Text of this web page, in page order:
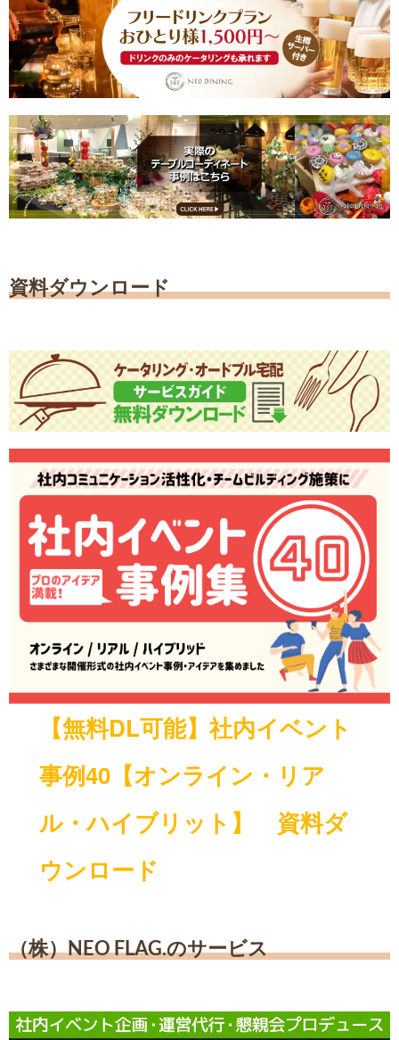
資料ダウンロード
【無料DL可能】社内イベント
事例40【オンライン・リア
ル・ハイブリット】 資料ダ
ウンロード
（株）NEO FLAG.のサービス